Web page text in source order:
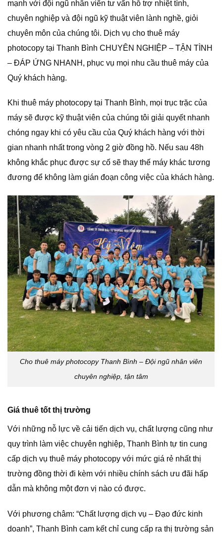
mạnh với đội ngũ nhân viên tư vấn hỗ trợ nhiệt tình,
chuyên nghiệp và đội ngũ kỹ thuật viên lành nghề, giỏi
chuyên môn của chúng tôi. Dịch vụ cho thuê máy
photocopy tại Thanh Bình CHUYÊN NGHIỆP – TẬN TÌNH
– ĐÁP ỨNG NHANH, phục vụ mọi nhu cầu thuê máy của
Quý khách hàng.
Khi thuê máy photocopy tại Thanh Bình, mọi trục trặc của
máy sẽ được kỹ thuật viên của chúng tôi giải quyết nhanh
chóng ngay khi có yêu cầu của Quý khách hàng với thời
gian nhanh nhất trong vòng 2 giờ đồng hồ. Nếu sau 48h
không khắc phục được sự cố sẽ thay thế máy khác tương
đương để không làm gián đoạn công việc của khách hàng.
Cho thuê máy photocopy Thanh Bình – Đội ngũ nhân viên
chuyên nghiệp, tận tâm
Giá thuê tốt thị trường
Với những nỗ lực về cải tiến dịch vụ, chất lượng cũng như
quy trình làm việc chuyên nghiệp, Thanh Bình tự tin cung
cấp dịch vụ thuê máy photocopy với mức giá rẻ nhất thị
trường đồng thời đi kèm với nhiều chính sách ưu đãi hấp
dẫn mà không một đơn vị nào có được.
Với phương châm: “Chất lượng dịch vụ – Đạo đức kinh
doanh”, Thanh Bình cam kết chỉ cung cấp ra thị trường sản